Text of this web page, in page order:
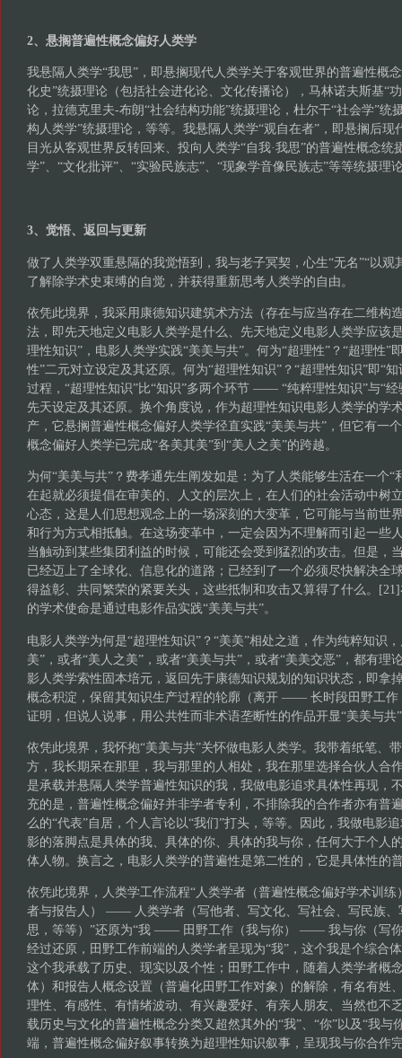
2、悬搁普遍性概念偏好人类学
我悬隔人类学“我思”，即悬搁现代人类学关于客观世界的普遍性概
化史”统摄理论（包括社会进化论、文化传播论），马林诺夫斯基“
论，拉德克里夫-布朗“社会结构功能”统摄理论，杜尔干“社会学”统
构人类学”统摄理论，等等。我悬隔人类学“观自在者”，即悬搁后现
目光从客观世界反转回来、投向人类学“自我·我思”的普遍性概念统
学”、“文化批评”、“实验民族志”、“现象学音像民族志”等等统摄理
3、觉悟、返回与更新
做了人类学双重悬隔的我觉悟到，我与老子冥契，心生“无名”“以观
了解除学术史束缚的自觉，并获得重新思考人类学的自由。
依凭此境界，我采用康德知识建筑术方法（存在与应当存在二维构
法，即先天地定义电影人类学是什么、先天地定义电影人类学应该
理性知识”，电影人类学实践“美美与共”。何为“超理性”？“超理性”
性”二元对立设定及其还原。何为“超理性知识”？“超理性知识”即“
过程，“超理性知识”比“知识”多两个环节 —— “纯粹理性知识”与“
先天设定及其还原。换个角度说，作为超理性知识电影人类学的学
产，它悬搁普遍性概念偏好人类学径直实践“美美与共”，但它有
概念偏好人类学已完成“各美其美”到“美人之美”的跨越。
为何“美美与共”？费孝通先生阐发如是：为了人类能够生活在一个“
在起就必须提倡在审美的、人文的层次上，在人们的社会活动中树
心态，这是人们思想观念上的一场深刻的大变革，它可能与当前世
和行为方式相抵触。在这场变革中，一定会因为不理解而引起一些
当触动到某些集团利益的时候，可能还会受到猛烈的攻击。但是，
已经迈上了全球化、信息化的道路；已经到了一个必须尽快解决全
得益彰、共同繁荣的紧要关头，这些抵制和攻击又算得了什么。
的学术使命是通过电影作品实践“美美与共”。
电影人类学为何是“超理性知识”？“美美”相处之道，作为纯粹知识
美”，或者“美人之美”，或者“美美与共”，或者“美美交恶”，都有理
影人类学索性固本培元，返回先于康德知识规划的知识状态，即拿
概念积淀，保留其知识生产过程的轮廓（离开 —— 长时段田野工
证明，但说人说事，用公共性而非术语垄断性的作品开显“美美与共
依凭此境界，我怀抱“美美与共”关怀做电影人类学。我带着纸笔、
方，我长期呆在那里，我与那里的人相处，我在那里选择合伙人合
是承载并悬隔人类学普遍性知识的我，我做电影追求具体性再现，
充的是，普遍性概念偏好并非学者专利，不排除我的合作者亦有普
么的“代表”自居，个人言论以“我们”打头，等等。因此，我做电影
影的落脚点是具体的我、具体的你、具体的我与你，任何大于个人
体人物。换言之，电影人类学的普遍性是第二性的，它是具体性的
依凭此境界，人类学工作流程“人类学者（普遍性概念偏好学术训
者与报告人） —— 人类学者（写他者、写文化、写社会、写民族、
思，等等）”还原为“我 —— 田野工作（我与你） —— 我与你（写
经过还原，田野工作前端的人类学者呈现为“我”，这个我是个综合
这个我承载了历史、现实以及个性；田野工作中，随着人类学者概
体）和报告人概念设置（普遍化田野工作对象）的解除，有名有姓
理性、有感性、有情绪波动、有兴趣爱好、有亲人朋友、当然也不
载历史与文化的普遍性概念分类又超然其外的“我”、“你”以及“我与
端，普遍性概念偏好叙事转换为超理性知识叙事，呈现我与你合作